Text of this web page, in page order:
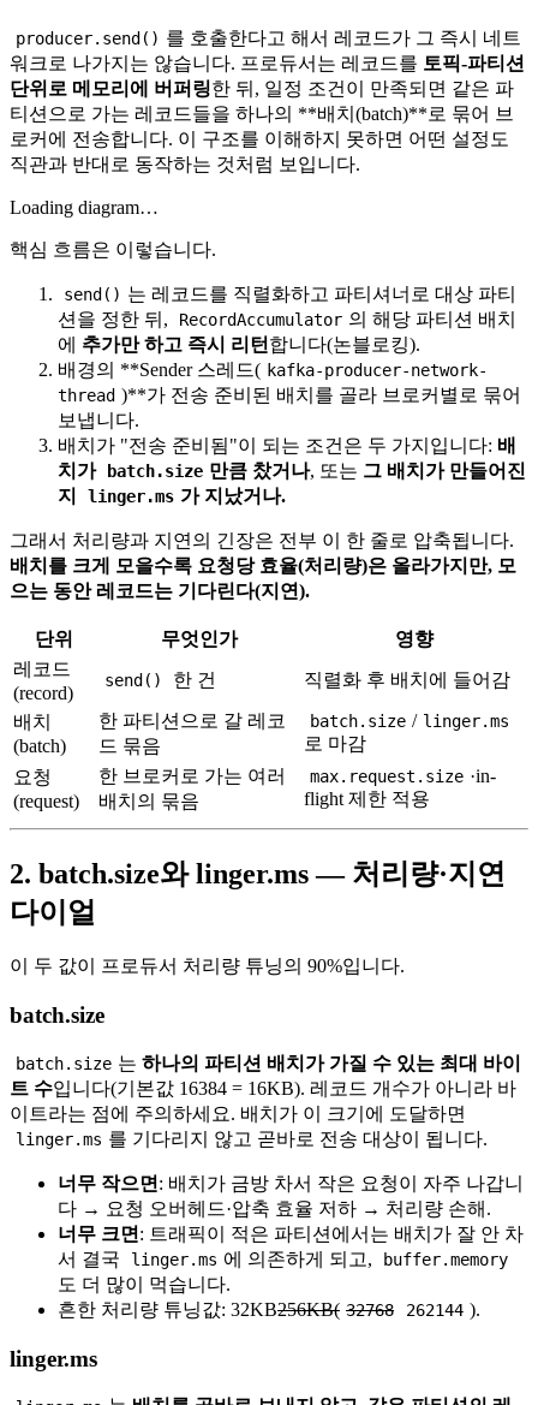
producer.send() 를 호출한다고 해서 레코드가 그 즉시 네트
워크로 나가지는 않습니다. 프로듀서는 레코드를 토픽-파티션
단위로 메모리에 버퍼링한 뒤, 일정 조건이 만족되면 같은 파
티션으로 가는 레코드들을 하나의 **배치(batch)**로 묶어 브
로커에 전송합니다. 이 구조를 이해하지 못하면 어떤 설정도
직관과 반대로 동작하는 것처럼 보입니다.
Loading diagram…
핵심 흐름은 이렇습니다.
send() 는 레코드를 직렬화하고 파티셔너로 대상 파티
션을 정한 뒤,
RecordAccumulator 의 해당 파티션 배치
에 추가만 하고 즉시 리턴 합니다(논블로킹).
배경의 **Sender 스레드( kafka-producer-network-
thread )**가 전송 준비된 배치를 골라 브로커별로 묶어
보냅니다.
배치가 "전송 준비됨"이 되는 조건은 두 가지입니다: 배
치가
batch.size 만큼 찼거나, 또는 그 배치가 만들어진
지
linger.ms 가 지났거나.
그래서 처리량과 지연의 긴장은 전부 이 한 줄로 압축됩니다.
배치를 크게 모을수록 요청당 효율(처리량)은 올라가지만, 모
으는 동안 레코드는 기다린다(지연).
단위 무엇인가
영향
레코드
(record)
send() 한 건 직렬화 후 배치에 들어감
배치
(batch)
한 파티션으로 갈 레코
드 묶음
batch.size / linger.ms
로 마감
요청
(request)
한 브로커로 가는 여러
배치의 묶음
max.request.size ·in-
flight 제한 적용
2. batch.size와 linger.ms — 처리량·지연
다이얼
이 두 값이 프로듀서 처리량 튜닝의 90%입니다.
batch.size
batch.size 는하나의 파티션 배치가 가질 수 있는 최대 바이
트 수입니다(기본값 16384 = 16KB). 레코드 개수가 아니라 바
이트라는 점에 주의하세요. 배치가 이 크기에 도달하면
linger.ms 를 기다리지 않고 곧바로 전송 대상이 됩니다.
너무 작으면 : 배치가 금방 차서 작은 요청이 자주 나갑니
다 → 요청 오버헤드·압축 효율 저하 → 처리량 손해.
너무 크면 : 트래픽이 적은 파티션에서는 배치가 잘 안 차
서 결국
linger.ms 에 의존하게 되고, buffer.memory
도 더 많이 먹습니다.
흔한 처리량 튜닝값: 32KB256KB( 32768 262144 ).
linger.ms